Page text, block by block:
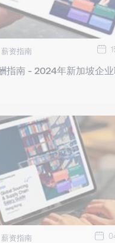
薪资指南
指南 - 2024年新加坡企
薪资指南